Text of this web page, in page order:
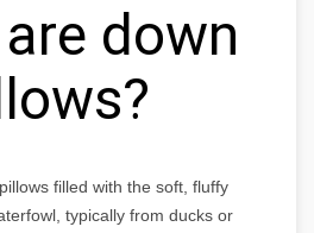
down
filled with the soft, fluffy
typically from ducks or